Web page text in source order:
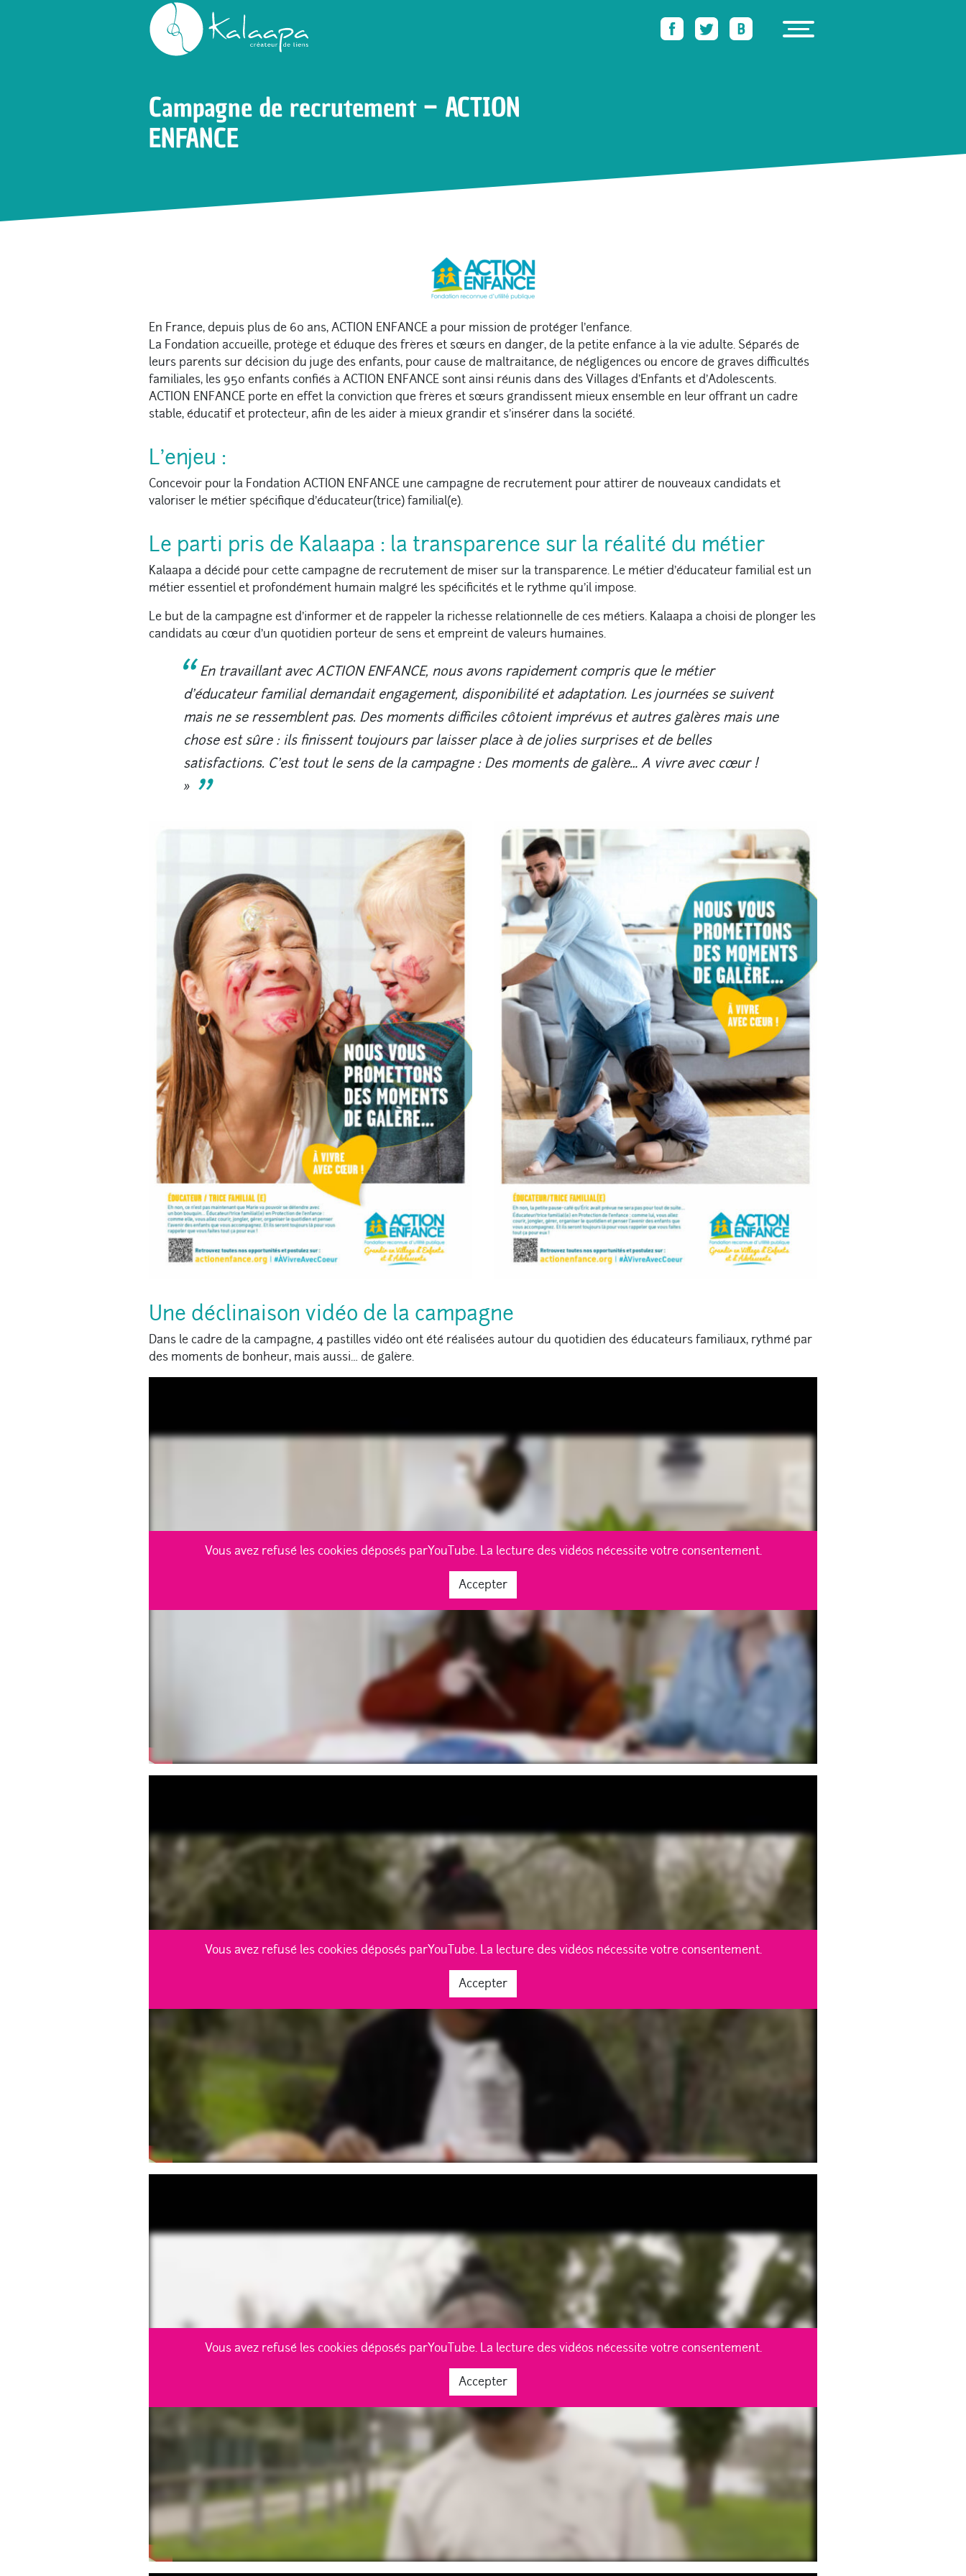
Campagne de recrutement – ACTION
ENFANCE
En France, depuis plus de 60 ans, ACTION ENFANCE a pour mission de protéger l’enfance.
La Fondation accueille, protège et éduque des frères et sœurs en danger, de la petite enfance à la vie adulte. Séparés de
leurs parents sur décision du juge des enfants, pour cause de maltraitance, de négligences ou encore de graves difficultés
familiales, les 950 enfants confiés à ACTION ENFANCE sont ainsi réunis dans des Villages d’Enfants et d’Adolescents.
ACTION ENFANCE porte en effet la conviction que frères et sœurs grandissent mieux ensemble en leur offrant un cadre
stable, éducatif et protecteur, afin de les aider à mieux grandir et s’insérer dans la société.
L’enjeu :
Concevoir pour la Fondation ACTION ENFANCE une campagne de recrutement pour attirer de nouveaux candidats et
valoriser le métier spécifique d’éducateur(trice) familial(e).
Le parti pris de Kalaapa : la transparence sur la réalité du métier
Kalaapa a décidé pour cette campagne de recrutement de miser sur la transparence. Le métier d’éducateur familial est un
métier essentiel et profondément humain malgré les spécificités et le rythme qu’il impose.
Le but de la campagne est d’informer et de rappeler la richesse relationnelle de ces métiers. Kalaapa a choisi de plonger les
candidats au cœur d’un quotidien porteur de sens et empreint de valeurs humaines.
En travaillant avec ACTION ENFANCE, nous avons rapidement compris que le métier
d’éducateur familial demandait engagement, disponibilité et adaptation. Les journées se suivent
mais ne se ressemblent pas. Des moments difficiles côtoient imprévus et autres galères mais une
chose est sûre : ils finissent toujours par laisser place à de jolies surprises et de belles
satisfactions. C’est tout le sens de la campagne : Des moments de galère… A vivre avec cœur !
»
Une déclinaison vidéo de la campagne
Dans le cadre de la campagne, 4 pastilles vidéo ont été réalisées autour du quotidien des éducateurs familiaux, rythmé par
des moments de bonheur, mais aussi… de galère.
Vous avez refusé les cookies déposés parYouTube. La lecture des vidéos nécessite votre consentement.
Accepter
Vous avez refusé les cookies déposés parYouTube. La lecture des vidéos nécessite votre consentement.
Accepter
Vous avez refusé les cookies déposés parYouTube. La lecture des vidéos nécessite votre consentement.
Accepter